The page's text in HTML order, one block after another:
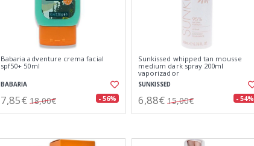
Babaria adventure crema facial
spf50+ 50ml
BABARIA
7,85€ 18,00€ - 56%
Sunkissed whipped tan mousse
medium dark spray 200ml
vaporizador
SUNKISSED
6,88€ 15,00€ - 54%